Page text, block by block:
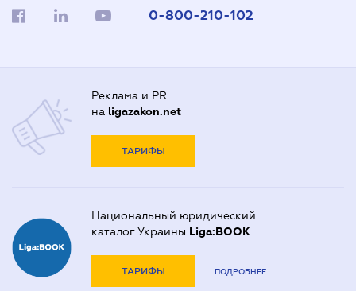
0-800-210-102
Реклама и PR
на ligazakon.net
ТАРИФЫ
Национальный юридический
каталог Украины Liga:BOOK
ТАРИФЫ ПОДРОБНЕЕ